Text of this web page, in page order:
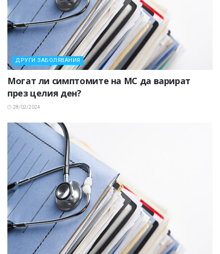
ДРУГИ ЗАБОЛЯВАНИЯ
Могат ли симптомите на МС да варират
през целия ден?
28/02/2024